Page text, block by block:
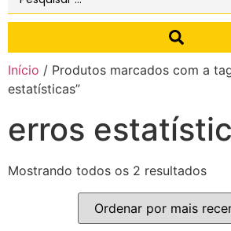
Início / Produtos marcados com a
estatísticas”
erros
Mostrando todos os 2 resultados